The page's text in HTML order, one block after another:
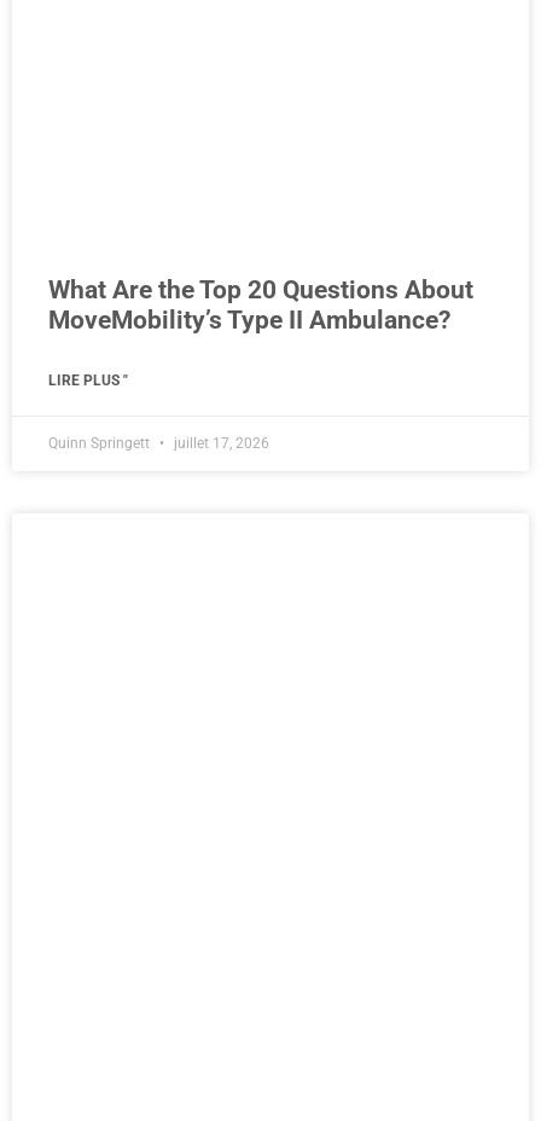
What Are the Top 20 Questions About
MoveMobility’s Type II Ambulance?
LIRE PLUS "
Quinn Springett juillet 17, 2026